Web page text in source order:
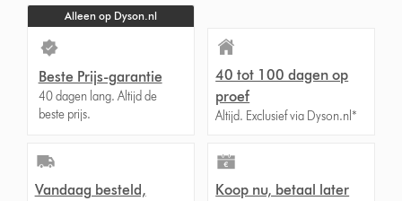
Alleen op Dyson.nl
Beste Prijs-garantie
40 dagen lang. Altijd de
beste prijs.
40 tot 100 dagen op
proef
Altijd. Exclusief via Dyson.nl*
Vandaag besteld,
Koop nu, betaal later